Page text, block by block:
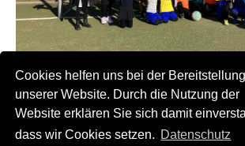
Cookies helfen uns bei der Bereitstellung
unserer Website. Durch die Nutzung der
Website erklären Sie sich damit
dass wir Cookies setzen. Datenschutz
Zurück